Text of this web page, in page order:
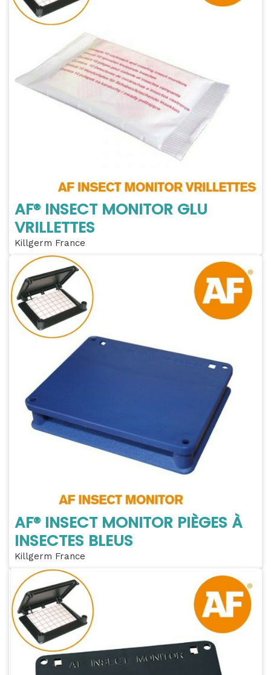
AF® INSECT MONITOR GLU
VRILLETTES
Killgerm France
AF® INSECT MONITOR PIÈGES À
INSECTES BLEUS
Killgerm France